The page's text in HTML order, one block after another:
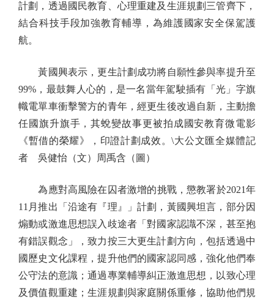
計劃，透過國民教育、心理重建及生涯規劃三管齊下，
結合科技手段加強教育輔導，為維護國家安全保駕護
航。
黃國興表示，更生計劃成功將自願性參與率提升至
99%，最鼓舞人心的，是一名當年駕駛插有「光」字旗
幟電單車衝擊警方的青年，經更生後改過自新，主動擔
任國旗升旗手，其蛻變故事更被拍成國安教育微電影
《暫借的榮耀》，印證計劃成效。\大公文匯全媒體記
者 吳健怡（文）周禹含（圖）
為應對高風險在囚者激增的挑戰，懲教署於2021年
11月推出「沿途有『理』」計劃，黃國興坦言，部分因
煽動或激進思想誤入歧途者「對國家認識不深，甚至抱
有錯誤觀念」，致力按三大更生計劃方向，包括透過中
國歷史文化課程，提升他們的國家認同感，強化他們奉
公守法的意識；通過專業輔導糾正激進思想，以致心理
及價值觀重建；生涯規劃與家庭關係重修，協助他們規